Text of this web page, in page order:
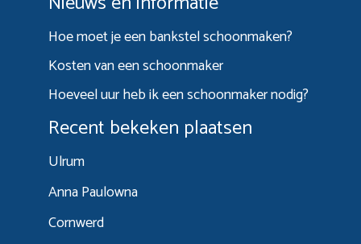
Hoe moet je een bankstel schoonmaken?
Kosten van een schoonmaker
Hoeveel uur heb ik een schoonmaker nodig?
Recent bekeken plaatsen
Ulrum
Anna Paulowna
Cornwerd